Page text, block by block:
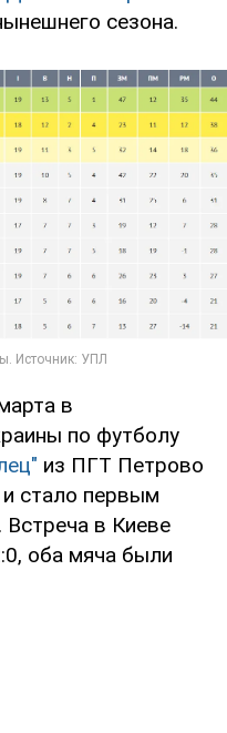
сезона.
в
по футболу
из ПГТ Петрово
стало первым
Встреча в Киеве
оба мяча были